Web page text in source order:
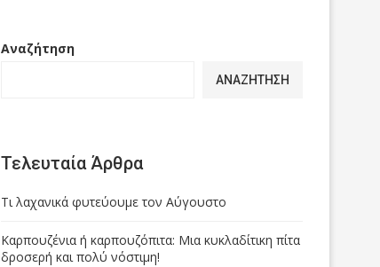
Αναζήτηση
ΑΝΑΖΉΤΗΣΗ
Τελευταία Άρθρα
Τι λαχανικά φυτεύουμε τον Αύγουστο
Καρπουζένια ή καρπουζόπιτα: Μια κυκλαδίτικη πίτα
δροσερή και πολύ νόστιμη!